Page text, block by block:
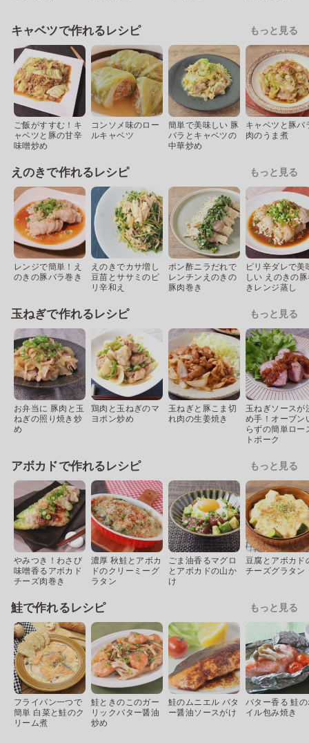
キャベツで作れるレシピ もっと見る
ご飯がすすむ！キ
ャベツと豚の甘辛
味噌炒め
コンソメ味のロー
ルキャベツ
簡単で美味しい 豚
バラとキャベツの
中華炒め
キャベツと豚バ
肉のうま煮
えのきで作れるレシピ もっと見る
レンジで簡単！え
のきの豚バラ巻き
えのきでカサ増し
豆苗とササミのピ
リ辛和え
ポン酢ニラだれで
レンチンえのきの
豚肉巻き
ピリ辛ダレで美
しい えのきの
きレンジ蒸し
玉ねぎで作れるレシピ もっと見る
お弁当に 豚肉と玉
ねぎの照り焼き炒
め
鶏肉と玉ねぎのマ
ヨポン炒め
玉ねぎと豚こま切
れ肉の生姜焼き
玉ねぎソースが
め手！オーブン
らずの簡単ロー
トポーク
アボカドで作れるレシピ もっと見る
やみつき！わさび
味噌香るアボカド
チーズ肉巻き
濃厚 秋鮭とアボカ
ドのクリーミーグ
ラタン
ごま油香るマグロ
とアボカドの山か
け
豆腐とアボカド
チーズグラタン
鮭で作れるレシピ もっと見る
フライパン一つで
簡単 白菜と鮭のク
リーム煮
鮭ときのこのガー
リックバター醤油
炒め
鮭のムニエル バタ
ー醤油ソースがけ
バター香る 鮭
イル包み焼き